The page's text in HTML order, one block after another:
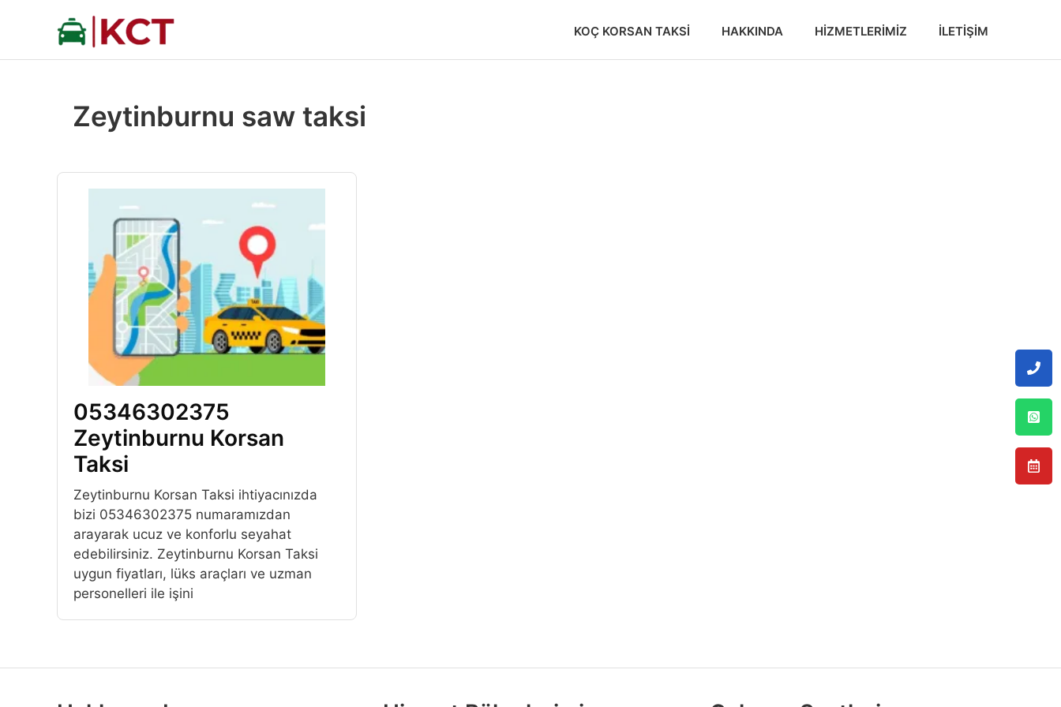
KOÇ KORSAN TAKSI HAKKINDA HIZMETLERIMIZ İLETIŞIM
Zeytinburnu saw taksi
05346302375
Zeytinburnu Korsan
Taksi
Zeytinburnu Korsan Taksi ihtiyacınızda
bizi 05346302375 numaramızdan
arayarak ucuz ve konforlu seyahat
edebilirsiniz. Zeytinburnu Korsan Taksi
uygun fiyatları, lüks araçları ve uzman
personelleri ile işini